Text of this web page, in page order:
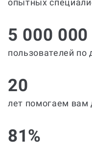
опытных
5 000 000
пользователей
20
лет помогаем вам
81%